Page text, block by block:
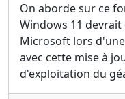
On aborde sur ce
Windows 11 devrait
Microsoft lors
avec cette mise à
d'exploitation du